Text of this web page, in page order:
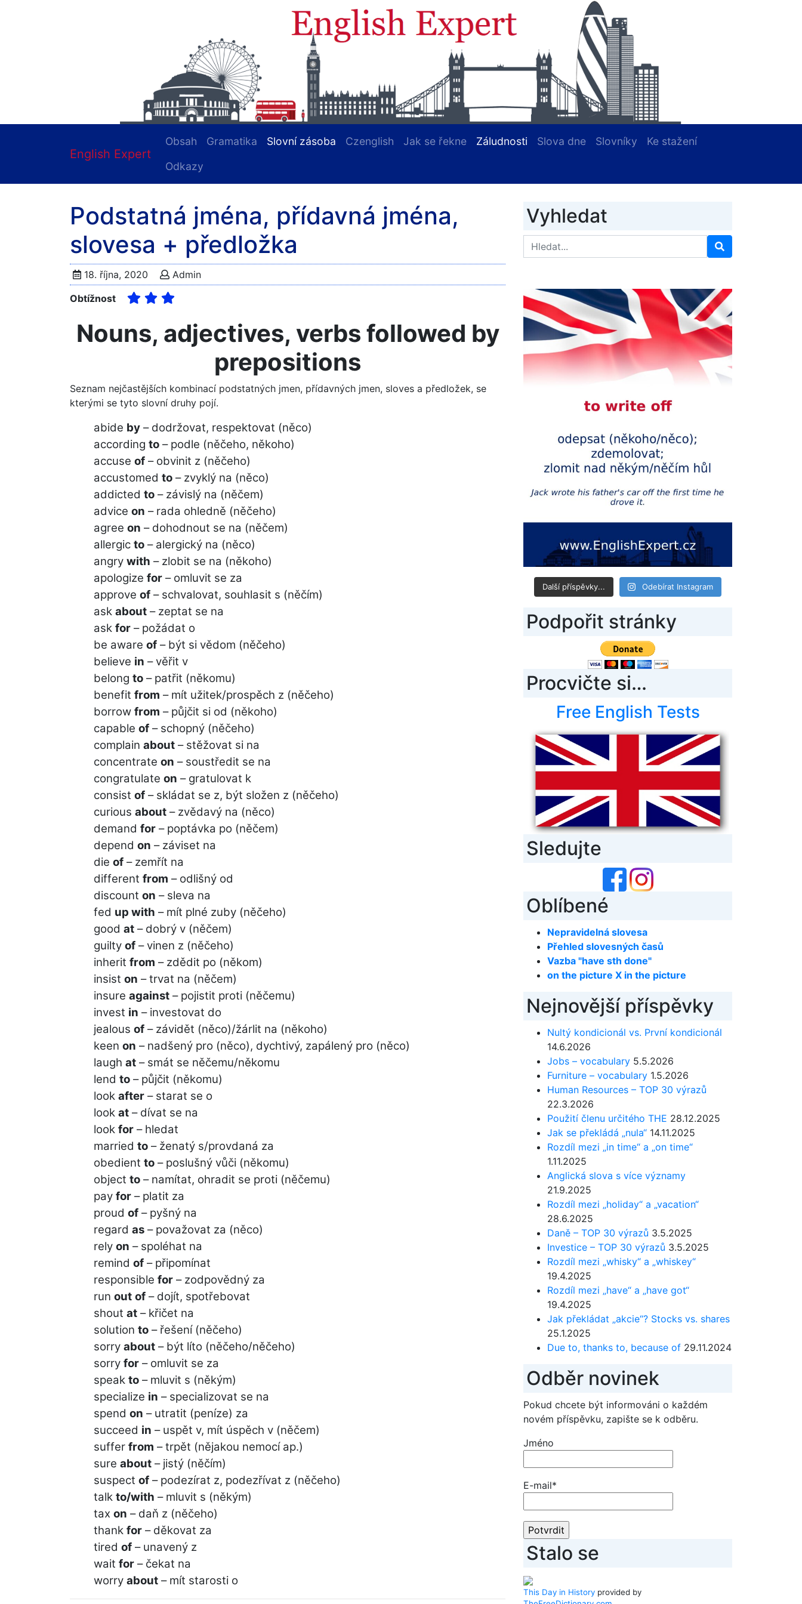
English Expert
Obsah Gramatika Slovní zásoba Czenglish Jak se řekne Záludnosti Slova dne Slovníky
Ke stažení
Odkazy
Podstatná jména, přídavná jména,
slovesa + předložka
18. října, 2020
Admin
Obtížnost
Nouns, adjectives, verbs followed by
prepositions
Seznam nejčastějších kombinací podstatných jmen, přídavných jmen, sloves a předložek, se
kterými se tyto slovní druhy pojí.
abide by – dodržovat, respektovat (něco)
according to – podle (něčeho, někoho)
accuse of – obvinit z (něčeho)
accustomed to – zvyklý na (něco)
addicted to – závislý na (něčem)
advice on – rada ohledně (něčeho)
agree on – dohodnout se na (něčem)
allergic to – alergický na (něco)
angry with – zlobit se na (někoho)
apologize for – omluvit se za
approve of – schvalovat, souhlasit s (něčím)
ask about – zeptat se na
ask for – požádat o
be aware of – být si vědom (něčeho)
believe in – věřit v
belong to – patřit (někomu)
benefit from – mít užitek/prospěch z (něčeho)
borrow from – půjčit si od (někoho)
capable of – schopný (něčeho)
complain about – stěžovat si na
concentrate on – soustředit se na
congratulate on – gratulovat k
consist of – skládat se z, být složen z (něčeho)
curious about – zvědavý na (něco)
demand for – poptávka po (něčem)
depend on – záviset na
die of – zemřít na
different from – odlišný od
discount on – sleva na
fed up with – mít plné zuby (něčeho)
good at – dobrý v (něčem)
guilty of – vinen z (něčeho)
inherit from – zdědit po (někom)
insist on – trvat na (něčem)
insure against – pojistit proti (něčemu)
invest in – investovat do
jealous of – závidět (něco)/žárlit na (někoho)
keen on – nadšený pro (něco), dychtivý, zapálený pro (něco)
laugh at – smát se něčemu/někomu
lend to – půjčit (někomu)
look after – starat se o
look at – dívat se na
look for – hledat
married to – ženatý s/provdaná za
obedient to – poslušný vůči (někomu)
object to – namítat, ohradit se proti (něčemu)
pay for – platit za
proud of – pyšný na
regard as – považovat za (něco)
rely on – spoléhat na
remind of – připomínat
responsible for – zodpovědný za
run out of – dojít, spotřebovat
shout at – křičet na
solution to – řešení (něčeho)
sorry about – být líto (něčeho/něčeho)
sorry for – omluvit se za
speak to – mluvit s (někým)
specialize in – specializovat se na
spend on – utratit (peníze) za
succeed in – uspět v, mít úspěch v (něčem)
suffer from – trpět (nějakou nemocí ap.)
sure about – jistý (něčím)
suspect of – podezírat z, podezřívat z (něčeho)
talk to/with – mluvit s (někým)
tax on – daň z (něčeho)
thank for – děkovat za
tired of – unavený z
wait for – čekat na
worry about – mít starosti o
Vyhledat
Search for
Další příspěvky... Odebírat Instagram
Podpořit stránky
Procvičte si…
Free English Tests
Sledujte
Oblíbené
Nepravidelná slovesa
Přehled slovesných časů
Vazba "have sth done"
on the picture X in the picture
Nejnovější příspěvky
Nultý kondicionál vs. První kondicionál
14.6.2026
Jobs – vocabulary 5.5.2026
Furniture – vocabulary 1.5.2026
Human Resources – TOP 30 výrazů
22.3.2026
Použití členu určitého THE 28.12.2025
Jak se překládá „nula“ 14.11.2025
Rozdíl mezi „in time“ a „on time“
1.11.2025
Anglická slova s více významy
21.9.2025
Rozdíl mezi „holiday“ a „vacation“
28.6.2025
Daně – TOP 30 výrazů 3.5.2025
Investice – TOP 30 výrazů 3.5.2025
Rozdíl mezi „whisky“ a „whiskey“
19.4.2025
Rozdíl mezi „have“ a „have got“
19.4.2025
Jak překládat „akcie“? Stocks vs. shares
25.1.2025
Due to, thanks to, because of 29.11.2024
Odběr novinek
Pokud chcete být informováni o každém
novém příspěvku, zapište se k odběru.
Jméno
E-mail*
Stalo se
This Day in History provided by